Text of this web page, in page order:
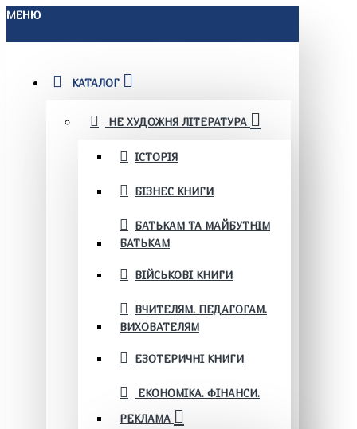
МЕНЮ
КАТАЛОГ
НЕ ХУДОЖНЯ ЛІТЕРАТУРА
ІСТОРІЯ
БІЗНЕС КНИГИ
БАТЬКАМ ТА МАЙБУТНІМ
БАТЬКАМ
ВІЙСЬКОВІ КНИГИ
ВЧИТЕЛЯМ. ПЕДАГОГАМ.
ВИХОВАТЕЛЯМ
ЕЗОТЕРИЧНІ КНИГИ
ЕКОНОМІКА. ФІНАНСИ.
РЕКЛАМА